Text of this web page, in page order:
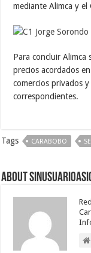
mediante Alimca y el
Para concluir Alimca
precios acordados
comercios privados
correspondientes.
Tags CARABOBO
About